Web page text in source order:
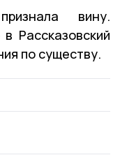
вину.
Рассказовский
по существу.